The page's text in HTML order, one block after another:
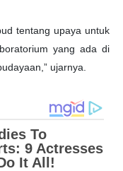
tentang upaya untuk
yang ada di
ujarnya.